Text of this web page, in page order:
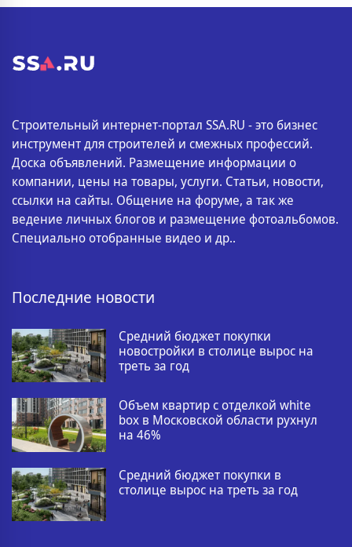
Строительный интернет-портал SSA.RU - это бизнес
инструмент для строителей и смежных профессий.
Доска объявлений. Размещение информации о
компании, цены на товары, услуги. Статьи, новости,
ссылки на сайты. Общение на форуме, а так же
ведение личных блогов и размещение фотоальбомов.
Специально отобранные видео и др..
Последние новости
Средний бюджет покупки
новостройки в столице вырос на
треть за год
Объем квартир с отделкой white
box в Московской области рухнул
на 46%
Средний бюджет покупки в
столице вырос на треть за год